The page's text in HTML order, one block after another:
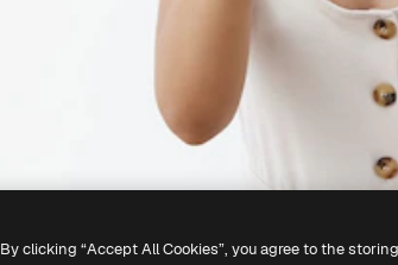
By clicking “Accept All Cookies”, you agree to the